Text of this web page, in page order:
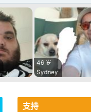
46 岁
Sydney
支持